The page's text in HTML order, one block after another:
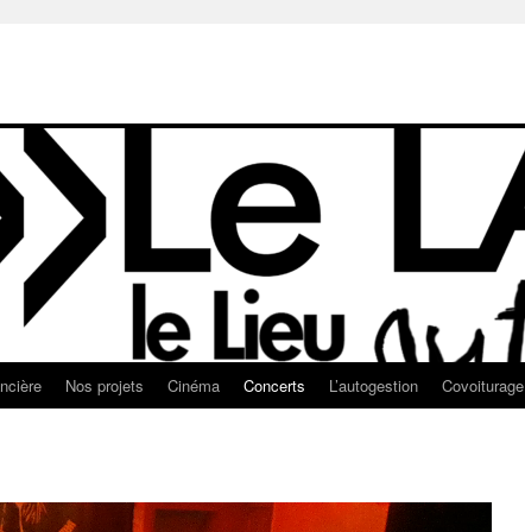
Nos projets Cinéma Concerts L’autogestion Covoiturage